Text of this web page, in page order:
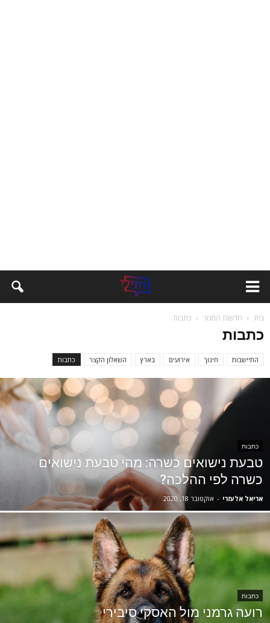
בית חדשות המגזר כתבות
כתבות
התיישבות חינוך אירועים בארץ השאלון הקצר כתבות
כתבות
טבעת נישואים כשרה: מהי טבעת נישואים
כשרה לפי ההלכה?
אריאל אלעזרי - אוקטובר 18, 2020
כתבות
רועה גרמני מול האסקי סיבירי